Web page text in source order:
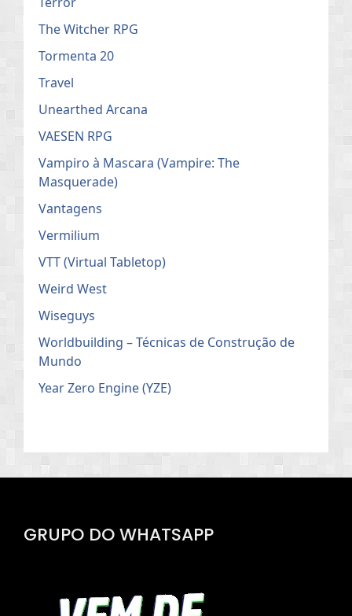
The Witcher RPG
Tormenta 20
Travel
Unearthed Arcana
VAESEN RPG
Vampiro à Mascara (Vampire: The
Masquerade)
Vantagens
Vermilium
VTT (Virtual Tabletop)
Weird West
Wiseguys
Worldbuilding – Técnicas de Construção de
Mundo
Year Zero Engine (YZE)
GRUPO DO WHATSAPP